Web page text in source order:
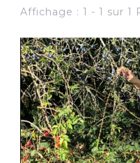
Affichage : 1 - 1 sur 1